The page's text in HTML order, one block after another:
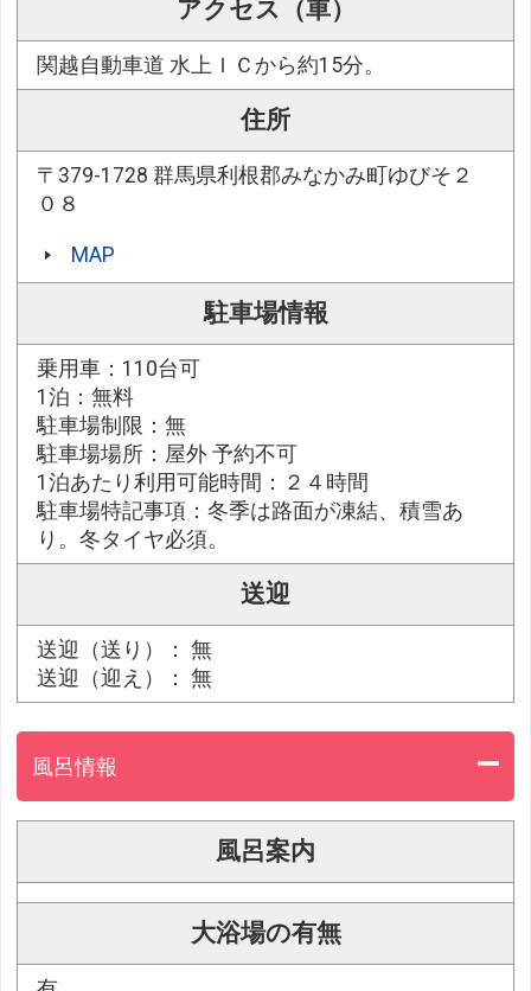
アクセス（車）
関越自動車道 水上ＩＣから約15分。
住所
〒379-1728 群馬県利根郡みなかみ町ゆびそ２
０８
MAP
駐車場情報
乗用車：110台可
1泊：無料
駐車場制限：無
駐車場場所：屋外 予約不可
1泊あたり利用可能時間：２４時間
駐車場特記事項：冬季は路面が凍結、積雪あ
り。冬タイヤ必須。
送迎
送迎（送り）： 無
送迎（迎え）： 無
風呂情報
風呂案内
大浴場の有無